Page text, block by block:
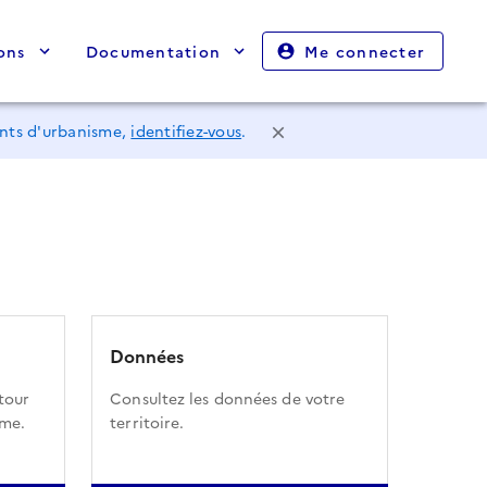
Documentation Me connecter
d'urbanisme, identifiez-vous.
Données
Consultez les données de votre
territoire.